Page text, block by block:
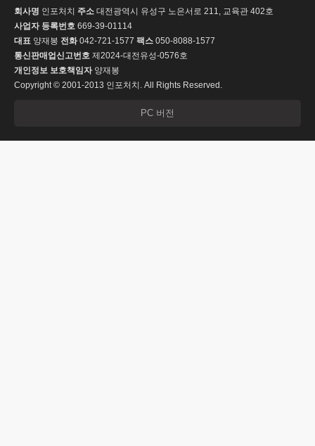
회사명 인포처치 주소 대전광역시 유성구 노은서로 211, 교육관 402호
사업자 등록번호 669-39-01114
대표 양재봉 전화042-721-1577 팩스 050-8088-1577
통신판매업신고번호 제2024-대전유성-0576호
개인정보 보호책임자양재봉
Copyright © 2001-2013 인포처치. All Rights Reserved.
PC 버전